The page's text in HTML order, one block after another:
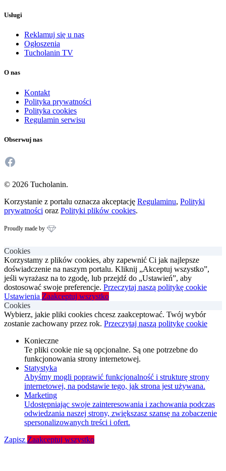
Usługi
Reklamuj się u nas
Ogłoszenia
Tucholanin TV
O nas
Kontakt
Polityka prywatności
Polityka cookies
Regulamin serwisu
Obserwuj nas
Facebook
© 2026 Tucholanin.
Korzystanie z portalu oznacza akceptację Regulaminu, Polityki
prywatności oraz Polityki plików cookies.
Proudly made by
Cookies
Korzystamy z plików cookies, aby zapewnić Ci jak najlepsze
doświadczenie na naszym portalu. Kliknij „Akceptuj wszystko”,
jeśli wyrażasz na to zgodę, lub przejdź do „Ustawień”, aby
dostosować swoje preferencje. Przeczytaj naszą politykę cookie
Ustawienia Zaakceptuj wszystko
Cookies
Wybierz, jakie pliki cookies chcesz zaakceptować. Twój wybór
zostanie zachowany przez rok. Przeczytaj naszą politykę cookie
Konieczne
Te pliki cookie nie są opcjonalne. Są one potrzebne do
funkcjonowania strony internetowej.
Statystyka
Abyśmy mogli poprawić funkcjonalność i strukturę strony
internetowej, na podstawie tego, jak strona jest używana.
Marketing
Udostępniając swoje zainteresowania i zachowania podczas
odwiedzania naszej strony, zwiększasz szansę na zobaczenie
spersonalizowanych treści i ofert.
Zapisz Zaakceptuj wszystko